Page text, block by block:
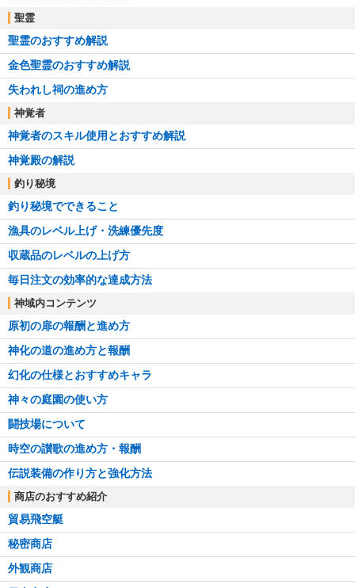
聖霊
聖霊のおすすめ解説
金色聖霊のおすすめ解説
失われし祠の進め方
神覚者
神覚者のスキル使用とおすすめ解説
神覚殿の解説
釣り秘境
釣り秘境でできること
漁具のレベル上げ・洗練優先度
収蔵品のレベルの上げ方
毎日注文の効率的な達成方法
神域内コンテンツ
原初の扉の報酬と進め方
神化の道の進め方と報酬
幻化の仕様とおすすめキャラ
神々の庭園の使い方
闘技場について
時空の讃歌の進め方・報酬
伝説装備の作り方と強化方法
商店のおすすめ紹介
貿易飛空艇
秘密商店
外観商店